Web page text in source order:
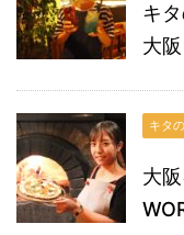
キ
大
キタ
大